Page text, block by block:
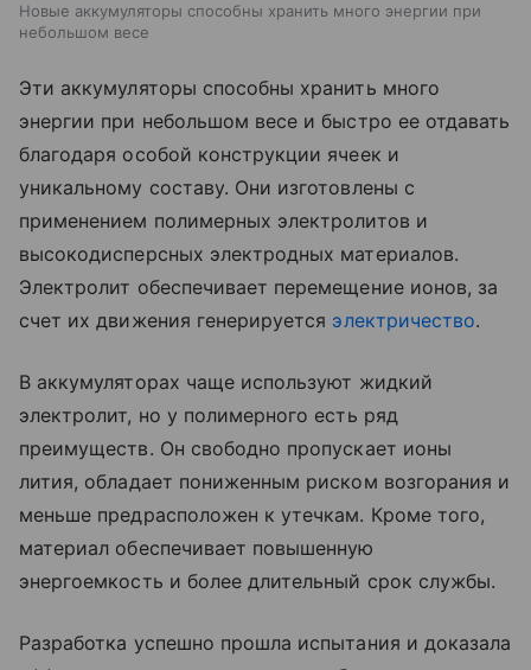
Новые аккумуляторы способны хранить много энергии при
небольшом весе
Эти аккумуляторы способны хранить много
энергии при небольшом весе и быстро ее отдавать
благодаря особой конструкции ячеек и
уникальному составу. Они изготовлены с
применением полимерных электролитов и
высокодисперсных электродных материалов.
Электролит обеспечивает перемещение ионов, за
счет их движения генерируется электричество.
В аккумуляторах чаще используют жидкий
электролит, но у полимерного есть ряд
преимуществ. Он свободно пропускает ионы
лития, обладает пониженным риском возгорания и
меньше предрасположен к утечкам. Кроме того,
материал обеспечивает повышенную
энергоемкость и более длительный срок службы.
Разработка успешно прошла испытания и доказала